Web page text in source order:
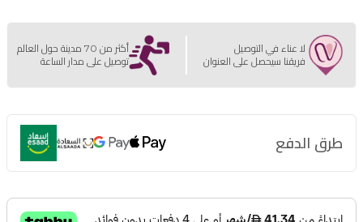
لا عناء في التوصيل
فريقنا سيحصل على العنوان
أكثر من 70 مدينة حول العالم
توصيل على مدار الساعة
طرق الدفع